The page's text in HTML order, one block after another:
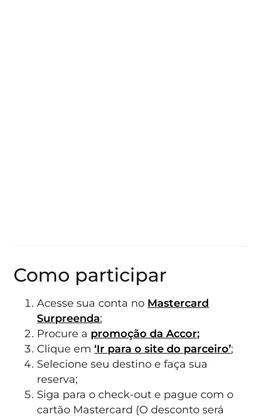
Como participar
Acesse sua conta no Mastercard
Surpreenda;
Procure a promoção da Accor;
Clique em‘Ir para o site do parceiro’;
Selecione seu destino e faça sua
reserva;
Siga para o check-out e pague com o
cartão Mastercard (O desconto será